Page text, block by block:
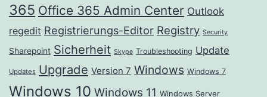
365 Office 365 Admin Center Outlook
regedit Registrierungs-Editor Registry Security
Sharepoint Sicherheit Skype Troubleshooting Update
Updates Upgrade Version 7 Windows Windows 7
Windows 10 Windows 11 Windows Server